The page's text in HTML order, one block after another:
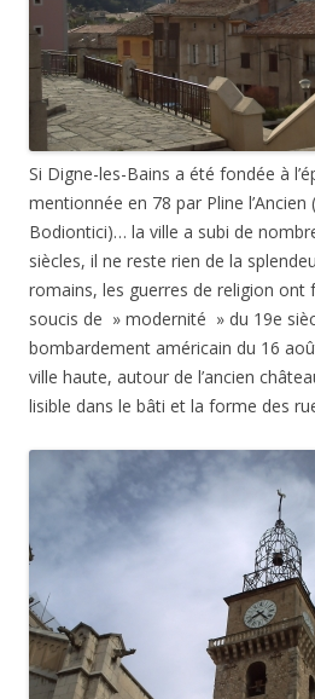
Si Digne-les-Bains a été fondée à
mentionnée en 78 par Pline l’Ancien
Bodiontici)… la ville a subi de
siècles, il ne reste rien de la
romains, les guerres de religion ont
soucis de » modernité » du 19e
bombardement américain du 16
ville haute, autour de l’ancien
lisible dans le bâti et la forme des